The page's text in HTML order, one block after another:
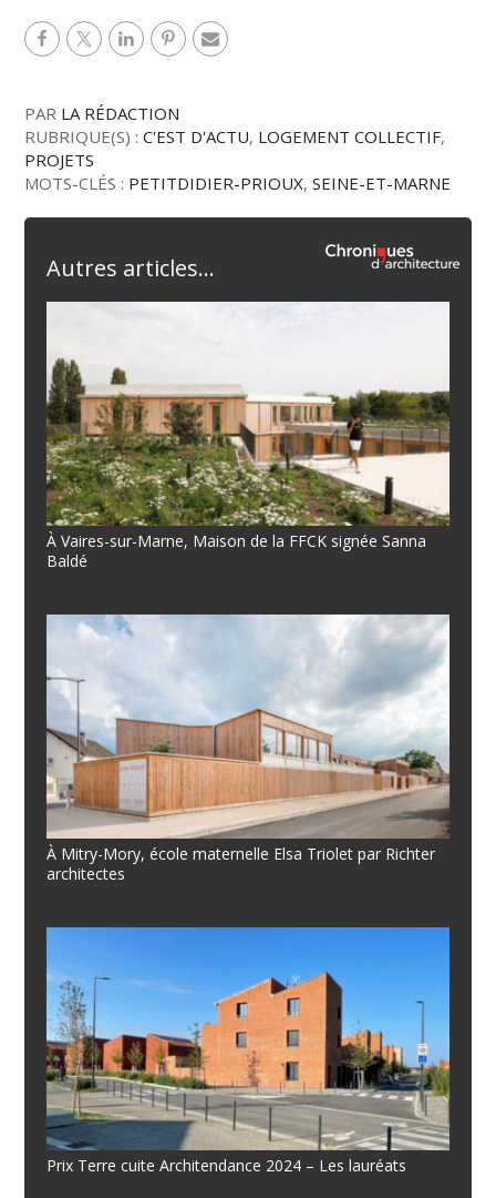
PAR LA RÉDACTION
RUBRIQUE(S) :C'EST D'ACTU, LOGEMENT COLLECTIF,
PROJETS
MOTS-CLÉS : PETITDIDIER-PRIOUX,SEINE-ET-MARNE
Autres articles...
À Vaires-sur-Marne, Maison de la FFCK signée Sanna
Baldé
À Mitry-Mory, école maternelle Elsa Triolet par Richter
architectes
Prix Terre cuite Architendance 2024 – Les lauréats